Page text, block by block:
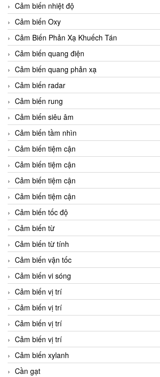
Cảm biến nhiệt độ
Cảm biến Oxy
Cảm Biến Phản Xạ Khuếch Tán
Cảm biến quang điện
Cảm biến quang phản xạ
Cảm biến radar
Cảm biến rung
Cảm biến siêu âm
Cảm biến tầm nhìn
Cảm biến tiệm cận
Cảm biến tiệm cận
Cảm biến tiệm cận
Cảm biến tiệm cận
Cảm biến tốc độ
Cảm biến từ
Cảm biến từ tính
Cảm biến vận tốc
Cảm biến vi sóng
Cảm biến vị trí
Cảm biến vị trí
Cảm biến vị trí
Cảm biến vị trí
Cảm biến xylanh
Cần gạt